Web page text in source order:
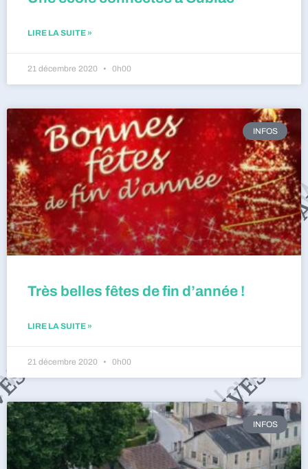
LIRE LA SUITE »
21 décembre 2020 0h00
INFOS
Très belles fêtes de fin d’année !
LIRE LA SUITE »
21 décembre 2020 0h00
INFOS